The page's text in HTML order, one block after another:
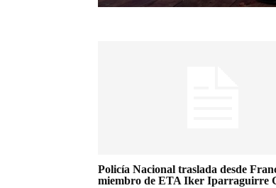
Policía Nacional traslada desde
miembro de ETA Iker Iparraguirre